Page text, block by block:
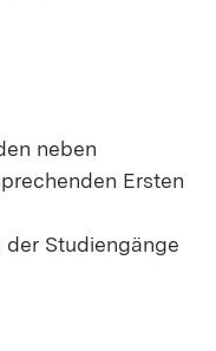
neben
Ersten
Studiengänge